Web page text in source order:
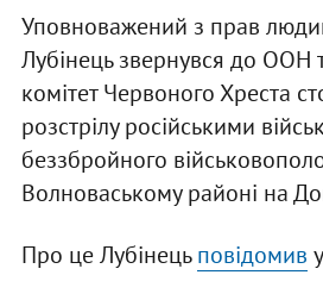
Уповноважений з прав
Лубінець звернувся до ООН
комітет Червоного Хреста
розстрілу російськими
беззбройного
Волноваському районі на
Про це Лубінецьповідомив